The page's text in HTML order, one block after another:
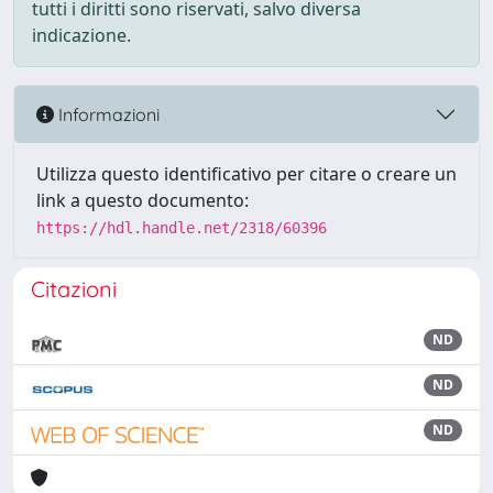
tutti i diritti sono riservati, salvo diversa
indicazione.
Informazioni
Utilizza questo identificativo per citare o creare un
link a questo documento:
https://hdl.handle.net/2318/60396
Citazioni
ND
ND
ND